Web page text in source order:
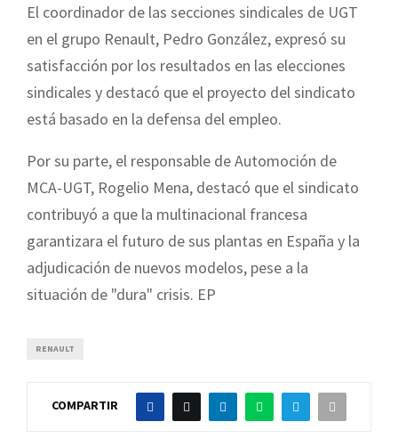
El coordinador de las secciones sindicales de UGT
en el grupo Renault, Pedro González, expresó su
satisfacción por los resultados en las elecciones
sindicales y destacó que el proyecto del sindicato
está basado en la defensa del empleo.
Por su parte, el responsable de Automoción de
MCA-UGT, Rogelio Mena, destacó que el sindicato
contribuyó a que la multinacional francesa
garantizara el futuro de sus plantas en España y la
adjudicación de nuevos modelos, pese a la
situación de "dura" crisis. EP
RENAULT
COMPARTIR